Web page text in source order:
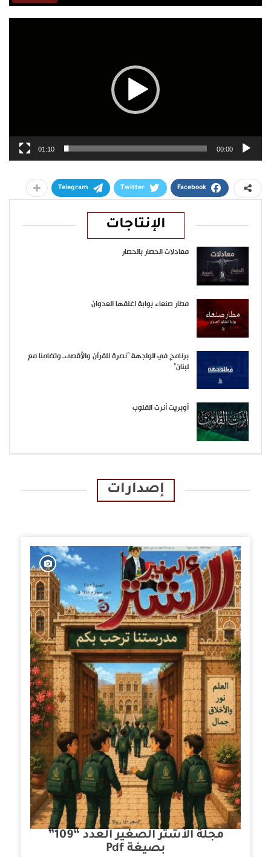
00:00
01:10
Facebook
Twitter
Telegram
الإنتاجات
معادلات الحصار بالحصار
مطار صنعاء بوابة اغلقها العدوان
برنامج في الواجهة “نصرة للقرآن والأقصى..وتضامنا مع
لبنان”
أوبريت أنرت القلوب
إصدارات
مجلة الأشتر الصغير العدد “109”
بصيغة Pdf